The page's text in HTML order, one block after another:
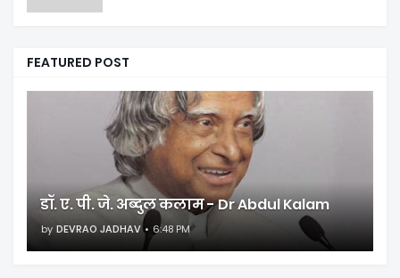
FEATURED POST
डॉ. ए. पी. जे. अब्दुल कलाम - Dr Abdul Kalam
by DEVRAO JADHAV 6:48 PM